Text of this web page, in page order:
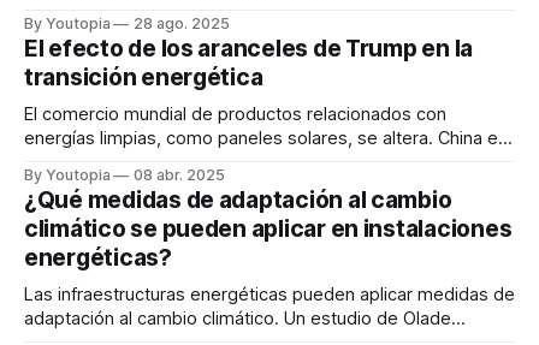
By Youtopia 28 ago. 2025
El efecto de los aranceles de Trump en la
transición energética
El comercio mundial de productos relacionados con
energías limpias, como paneles solares, se altera. China es
By Youtopia 08 abr. 2025
¿Qué medidas de adaptación al cambio
climático se pueden aplicar en instalaciones
energéticas?
Las infraestructuras energéticas pueden aplicar medidas de
adaptación al cambio climático. Un estudio de Olade